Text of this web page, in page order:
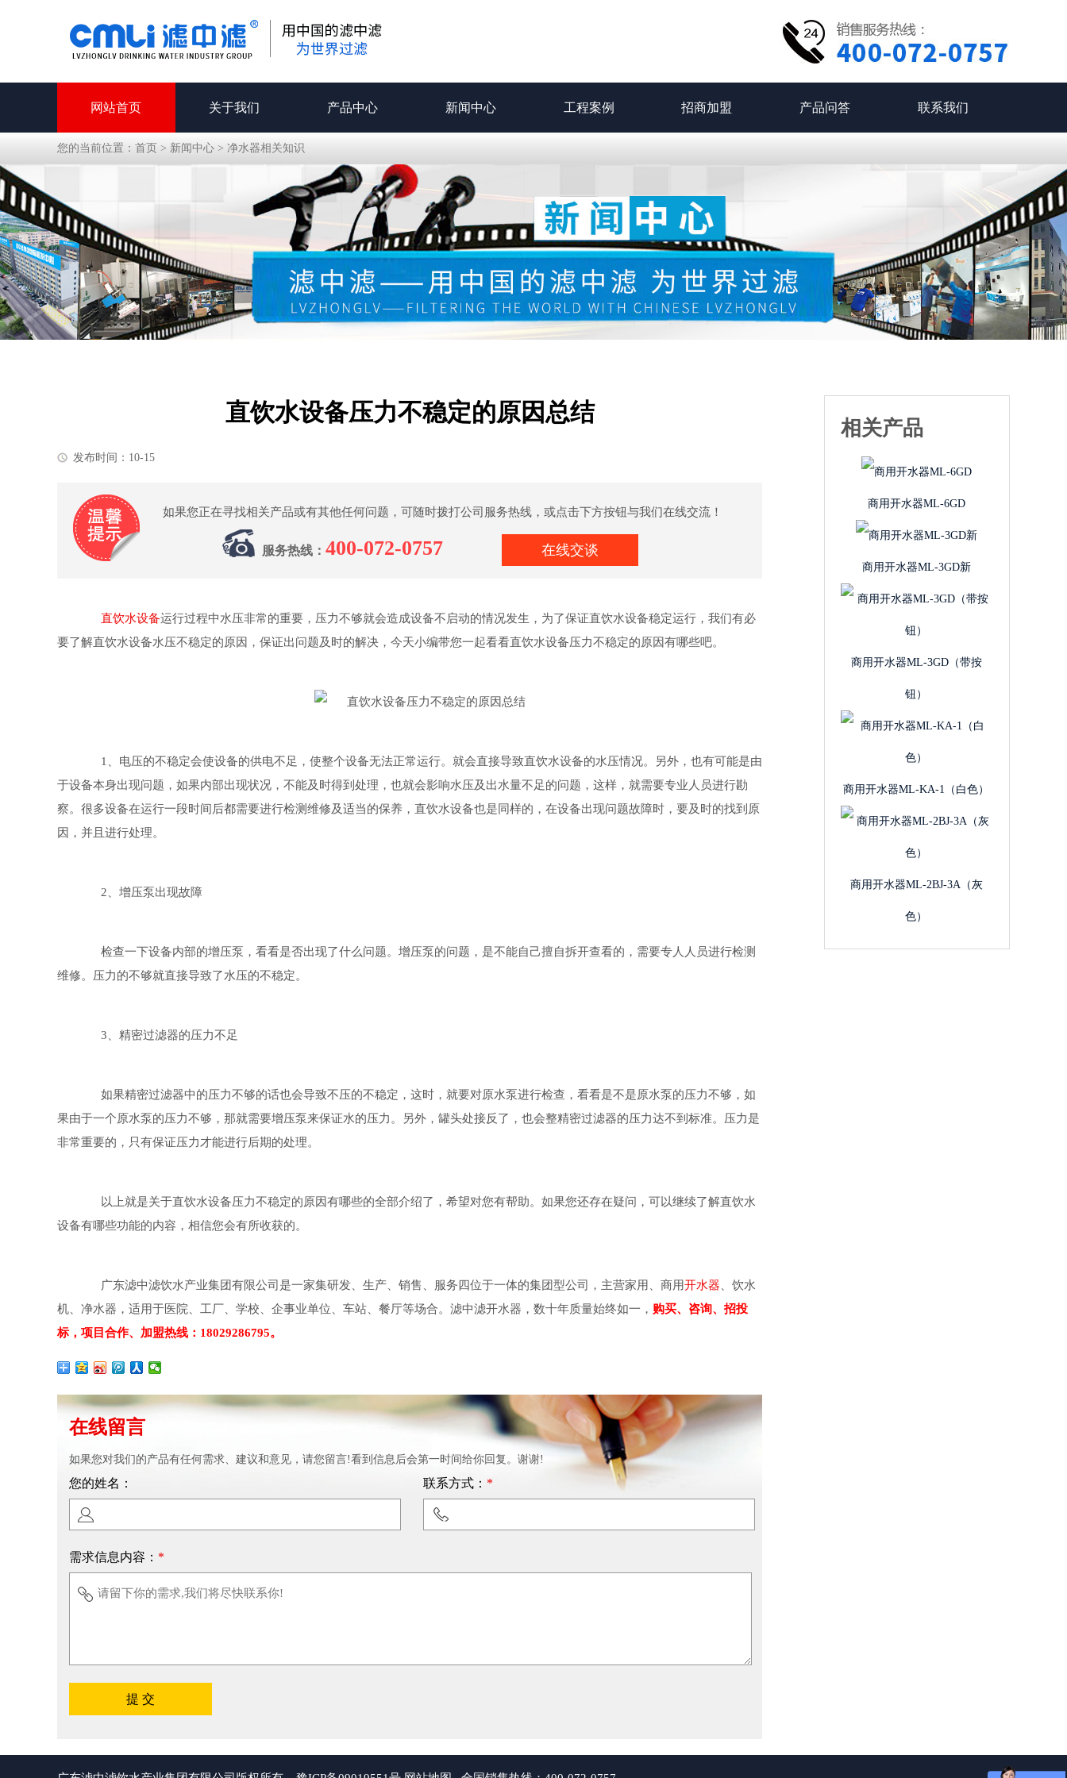
网站首页 关于我们 产品中心 新闻中心 工程案例 招商加盟 产品问答 联系我们
您的当前位置： 首页 > 新闻中心 > 净水器相关知识
直饮水设备压力不稳定的原因总结
发布时间：10-15
如果您正在寻找相关产品或有其他任何问题，可随时拨打公司服务热线，或点击下方按钮与我们在线交流！
服务热线： 400-072-0757 在线交谈
直饮水设备运行过程中水压非常的重要，压力不够就会造成设备不启动的情况发生，为了保证直饮水设备稳定运行，我们有必
要了解直饮水设备水压不稳定的原因，保证出问题及时的解决，今天小编带您一起看看直饮水设备压力不稳定的原因有哪些吧。
1、电压的不稳定会使设备的供电不足，使整个设备无法正常运行。就会直接导致直饮水设备的水压情况。另外，也有可能是由
于设备本身出现问题，如果内部出现状况，不能及时得到处理，也就会影响水压及出水量不足的问题，这样，就需要专业人员进行勘
察。很多设备在运行一段时间后都需要进行检测维修及适当的保养，直饮水设备也是同样的，在设备出现问题故障时，要及时的找到原
因，并且进行处理。
2、增压泵出现故障
检查一下设备内部的增压泵，看看是否出现了什么问题。增压泵的问题，是不能自己擅自拆开查看的，需要专人人员进行检测
维修。压力的不够就直接导致了水压的不稳定。
3、精密过滤器的压力不足
如果精密过滤器中的压力不够的话也会导致不压的不稳定，这时，就要对原水泵进行检查，看看是不是原水泵的压力不够，如
果由于一个原水泵的压力不够，那就需要增压泵来保证水的压力。另外，罐头处接反了，也会整精密过滤器的压力达不到标准。压力是
非常重要的，只有保证压力才能进行后期的处理。
以上就是关于直饮水设备压力不稳定的原因有哪些的全部介绍了，希望对您有帮助。如果您还存在疑问，可以继续了解直饮水
设备有哪些功能的内容，相信您会有所收获的。
广东滤中滤饮水产业集团有限公司是一家集研发、生产、销售、服务四位于一体的集团型公司，主营家用、商用开水器 、饮水
机、净水器，适用于医院、工厂、学校、企事业单位、车站、餐厅等场合。滤中滤开水器，数十年质量始终如一， 购买、咨询、招投
标，项目合作、加盟热线：18029286795。
在线留言
如果您对我们的产品有任何需求、建议和意见，请您留言!看到信息后会第一时间给你回复。谢谢!
您的姓名： 联系方式： *
需求信息内容： *
相关产品
商用开水器ML-6GD
商用开水器ML-3GD新
商用开水器ML-3GD（带按
钮）
商用开水器ML-KA-1（白色）
商用开水器ML-2BJ-3A（灰
色）